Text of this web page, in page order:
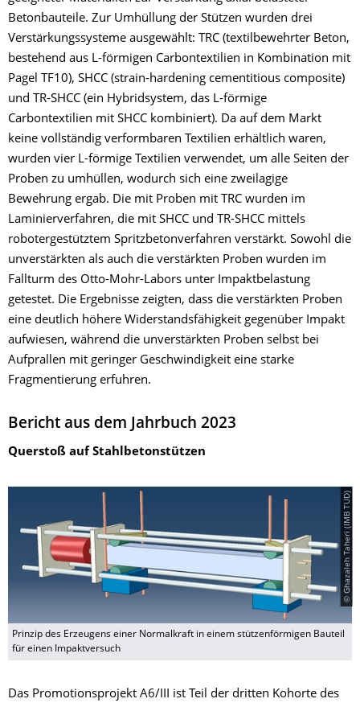
Betonbauteile. Zur Umhüllung der Stützen wurden drei
Verstärkungssysteme ausgewählt: TRC (textilbewehrter Beton,
bestehend aus L-förmigen Carbontextilien in Kombination mit
Pagel TF10), SHCC (strain-hardening cementitious composite)
und TR-SHCC (ein Hybridsystem, das L-förmige
Carbontextilien mit SHCC kombiniert). Da auf dem Markt
keine vollständig verformbaren Textilien erhältlich waren,
wurden vier L-förmige Textilien verwendet, um alle Seiten der
Proben zu umhüllen, wodurch sich eine zweilagige
Bewehrung ergab. Die mit Proben mit TRC wurden im
Laminierverfahren, die mit SHCC und TR-SHCC mittels
robotergestütztem Spritzbetonverfahren verstärkt. Sowohl die
unverstärkten als auch die verstärkten Proben wurden im
Fallturm des Otto-Mohr-Labors unter Impaktbelastung
getestet. Die Ergebnisse zeigten, dass die verstärkten Proben
eine deutlich höhere Widerstandsfähigkeit gegenüber Impakt
aufwiesen, während die unverstärkten Proben selbst bei
Aufprallen mit geringer Geschwindigkeit eine starke
Fragmentierung erfuhren.
Bericht aus dem Jahrbuch 2023
Querstoß auf Stahlbetonstützen
© Ghazaleh Taheri (IMB TUD)
Prinzip des Erzeugens einer Normalkraft in einem stützenförmigen Bauteil
für einen Impaktversuch
Das Promotionsprojekt A6/III ist Teil der dritten Kohorte des